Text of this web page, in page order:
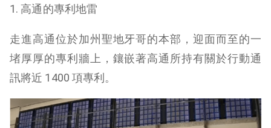
1. 高通的專利地雷
走進高通位於加州聖地牙哥的本部，迎面而至的一
堵厚厚的專利牆上，鑲嵌著高通所持有關於行動通
訊將近 1400 項專利。